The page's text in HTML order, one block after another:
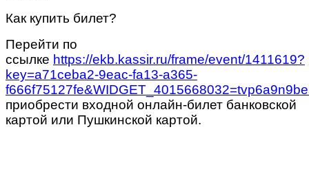
Как купить билет?
Перейти по
ссылке https://ekb.kassir.ru/frame/event/1411619?
key=a71ceba2-9eac-fa13-a365-
приобрести входной онлайн-билет банковской
картой или Пушкинской картой.